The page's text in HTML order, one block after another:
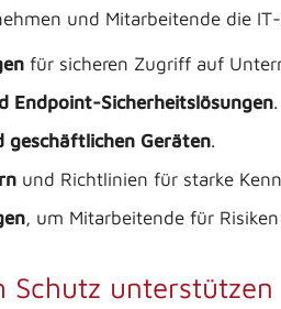
und Mitarbeitende die
für sicheren Zugriff auf
Endpoint-Sicherheitslösungen.
geschäftlichen Geräten.
und Richtlinien für starke
, um Mitarbeitende für
unterstützen